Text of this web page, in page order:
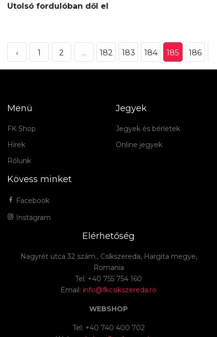
Utolsó fordulóban dől el
‹ 1 2 ... 182 183 184 185 186
Menü
FK Shop
Hírek
Rólunk
Jegyek
Jegyek és bérletek
Online jegyek
Kövess minket
Facebook
Instagram
Elérhetőség
Nagyrét utca 32 szám., Csíkszereda, Hargita megye,
Romania
Tel: +40 755 754 160
Email: info@fkcsikszereda.ro
WEBSHOP
Tel: +40 740 400 702